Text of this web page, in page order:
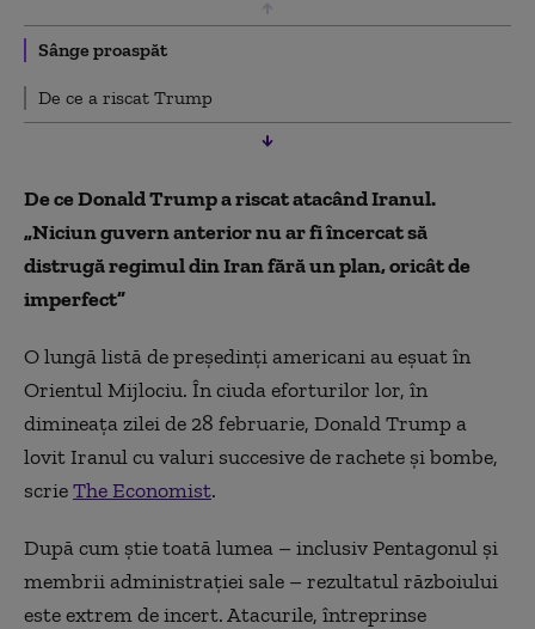
Sânge proaspăt
De ce a riscat Trump
De ce Donald Trump a riscat atacând Iranul.
„Niciun guvern anterior nu ar fi încercat să
distrugă regimul din Iran fără un plan, oricât de
imperfect”
O lungă listă de președinți americani au eșuat în
Orientul Mijlociu. În ciuda eforturilor lor, în
dimineața zilei de 28 februarie, Donald Trump a
lovit Iranul cu valuri succesive de rachete și bombe,
scrieThe Economist.
După cum știe toată lumea – inclusiv Pentagonul și
membrii administrației sale – rezultatul războiului
este extrem de incert. Atacurile, întreprinse